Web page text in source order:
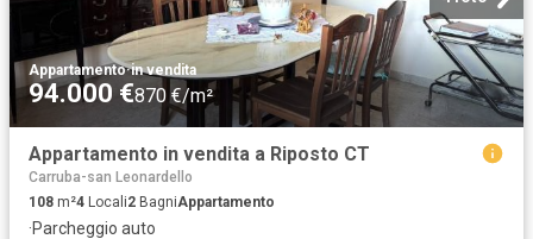
Appartamento·in vendita
94.000 €870 €/m²
Appartamento in vendita a Riposto CT
Carruba-san Leonardello
108 m²4 Locali2 BagniAppartamento
·Parcheggio auto